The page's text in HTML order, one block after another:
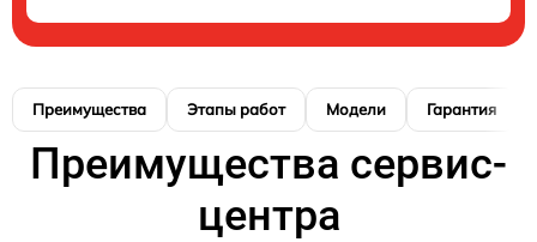
Преимущества Этапы работ Модели Гарантия
Преимущества сервис-
центра